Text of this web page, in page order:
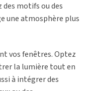
des motifs ou des
une atmosphère plus
vos fenêtres. Optez
la lumière tout en
à intégrer des